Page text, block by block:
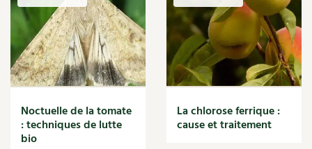
Noctuelle de la tomate
: techniques de lutte
bio
La chlorose ferrique :
cause et traitement